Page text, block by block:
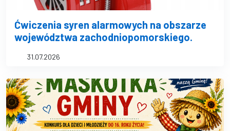
Ćwiczenia syren alarmowych na obszarze
województwa zachodniopomorskiego.
31.07.2026